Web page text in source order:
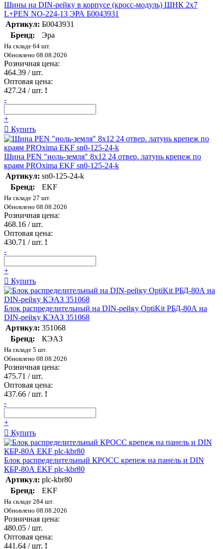
Шины на DIN-рейку в корпусе (кросс-модуль) ШНК 2х7
L+PEN NO-224-13 ЭРА Б0043931
Артикул: Б0043931
Бренд:
Эра
На складе 64 шт.
Обновлено 08.08.2026
Розничная цена:
464.39 / шт.
Оптовая цена:
427.24 / шт. !
-
+
Купить
Шина PEN "ноль-земля" 8х12 24 отвер. латунь крепеж по
краям PROxima EKF sn0-125-24-k
Артикул: sn0-125-24-k
Бренд:
EKF
На складе 27 шт.
Обновлено 08.08.2026
Розничная цена:
468.16 / шт.
Оптовая цена:
430.71 / шт. !
-
+
Купить
Блок распределительный на DIN-рейку OptiKit РБД-80А на
DIN-рейку КЭАЗ 351068
Артикул: 351068
Бренд:
КЭАЗ
На складе 5 шт.
Обновлено 08.08.2026
Розничная цена:
475.71 / шт.
Оптовая цена:
437.66 / шт. !
-
+
Купить
Блок распределительный КРОСС крепеж на панель и DIN
КБР-80А EKF plc-kbr80
Артикул: plc-kbr80
Бренд:
EKF
На складе 284 шт.
Обновлено 08.08.2026
Розничная цена:
480.05 / шт.
Оптовая цена:
441.64 / шт. !